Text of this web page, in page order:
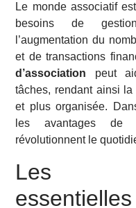
Le monde associatif
besoins de
l’augmentation du
et de transactions
d’association peut
tâches, rendant ainsi
et plus organisée.
les avantages de
révolutionnent le
Les